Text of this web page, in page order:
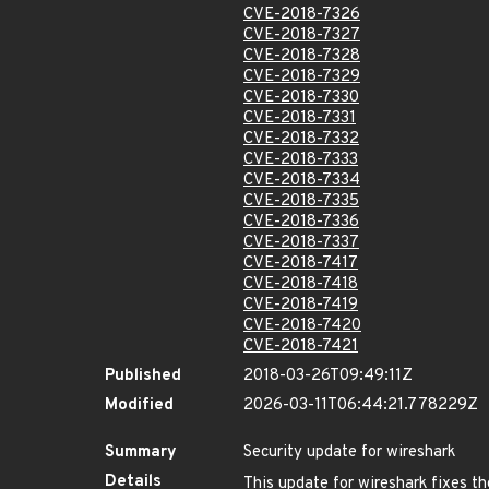
CVE-2018-7326
CVE-2018-7327
CVE-2018-7328
CVE-2018-7329
CVE-2018-7330
CVE-2018-7331
CVE-2018-7332
CVE-2018-7333
CVE-2018-7334
CVE-2018-7335
CVE-2018-7336
CVE-2018-7337
CVE-2018-7417
CVE-2018-7418
CVE-2018-7419
CVE-2018-7420
CVE-2018-7421
Published
2018-03-26T09:49:11Z
Modified
2026-03-11T06:44:21.778229Z
Summary
Security update for wireshark
Details
This update for wireshark fixes